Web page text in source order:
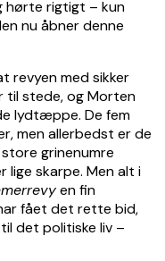
hørte rigtigt – kun
nu åbner denne
revyen med sikker
til stede, og Morten
lydtæppe. De fem
men allerbedst er de
grinenumre
lige skarpe. Men alt i
en fin
fået det rette bid,
det politiske liv –